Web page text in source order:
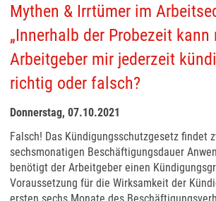
Mythen & Irrtümer im
„Innerhalb der Probezeit kann
Arbeitgeber mir jederzeit
richtig oder falsch?
Donnerstag, 07.10.2021
Falsch! Das Kündigungsschutzgesetz findet
sechsmonatigen Beschäftigungsdauer
benötigt der Arbeitgeber einen
Voraussetzung für die Wirksamkeit der